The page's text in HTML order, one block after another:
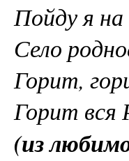
Пойду я
Село
Горит,
Горит вся
(из